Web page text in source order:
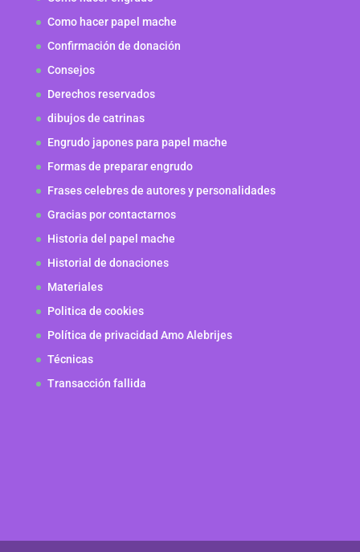
Como hacer papel mache
Confirmación de donación
Consejos
Derechos reservados
dibujos de catrinas
Engrudo japones para papel mache
Formas de preparar engrudo
Frases celebres de autores y personalidades
Gracias por contactarnos
Historia del papel mache
Historial de donaciones
Materiales
Politica de cookies
Política de privacidad Amo Alebrijes
Técnicas
Transacción fallida